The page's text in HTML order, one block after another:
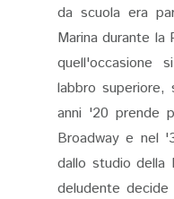
da scuola era
Marina durante la
quell'occasione
labbro
anni '20 prende
Broadway e nel
dallo studio della
deludente